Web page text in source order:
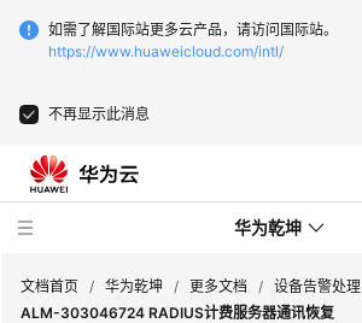
如需了解国际站更多云产品，请访问国际站。
https://www.huaweicloud.com/intl/
不再显示此消息
华为乾坤
文档首页 / 华为乾坤 / 更多文档 / 设备告警处理
ALM-303046724 RADIUS计费服务器通讯恢复